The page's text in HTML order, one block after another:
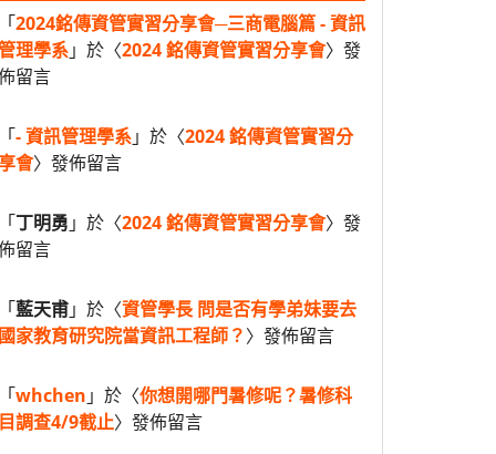
2024銘傳資管實習分享會─三商電腦篇 - 資訊
理學系」於〈2024 銘傳資管實習分享會〉發
留言
- 資訊管理學系」於〈2024 銘傳資管實習分
會〉發佈留言
丁明勇 」於〈2024 銘傳資管實習分享會〉發
留言
藍天甫」於〈資管學長 問是否有學弟妹要去
家教育研究院當資訊工程師？〉發佈留言
whchen 」於〈你想開哪門暑修呢？暑修科
調查4/9截止〉發佈留言